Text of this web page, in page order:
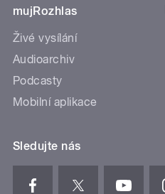
mujRozhlas
Živé vysílání
Audioarchiv
Podcasty
Mobilní aplikace
Sledujte nás